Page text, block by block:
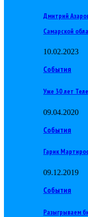
Дмитрий
Самарской
10.02.2023
События
Уже 30 лет
09.04.2020
События
Гарик
09.12.2019
События
Разыгрываем